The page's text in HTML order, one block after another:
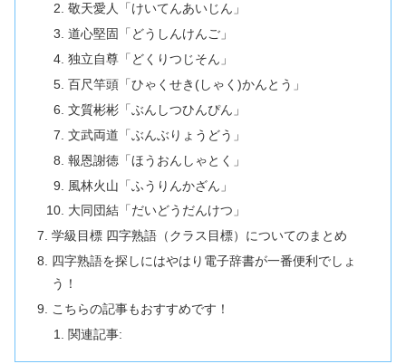
敬天愛人「けいてんあいじん」
道心堅固「どうしんけんご」
独立自尊「どくりつじそん」
百尺竿頭「ひゃくせき(しゃく)かんとう」
文質彬彬「ぶんしつひんぴん」
文武両道「ぶんぶりょうどう」
報恩謝徳「ほうおんしゃとく」
風林火山「ふうりんかざん」
大同団結「だいどうだんけつ」
学級目標 四字熟語（クラス目標）についてのまとめ
四字熟語を探しにはやはり電子辞書が一番便利でしょ
う！
こちらの記事もおすすめです！
関連記事: